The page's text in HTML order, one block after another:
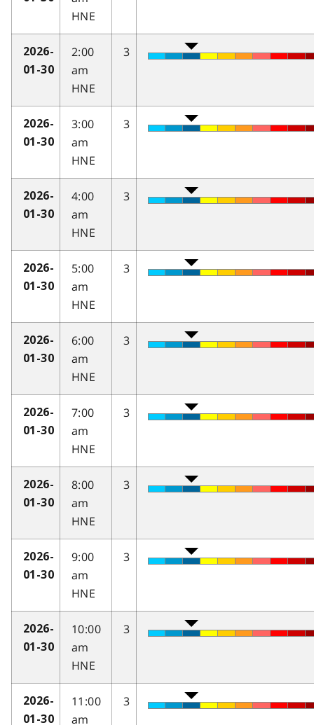
HNE
2026-
01-30
2:00
am
HNE
3
2026-
01-30
3:00
am
HNE
3
2026-
01-30
4:00
am
HNE
3
2026-
01-30
5:00
am
HNE
3
2026-
01-30
6:00
am
HNE
3
2026-
01-30
7:00
am
HNE
3
2026-
01-30
8:00
am
HNE
3
2026-
01-30
9:00
am
HNE
3
2026-
01-30
10:00
am
HNE
3
2026-
01-30
11:00
am
3